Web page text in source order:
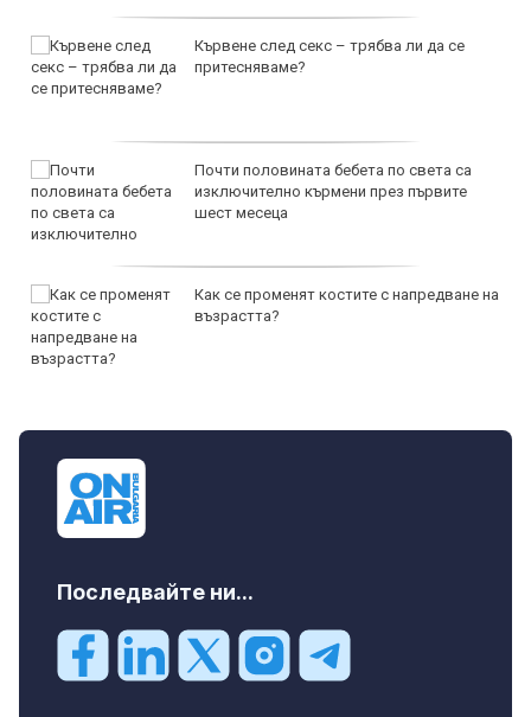
Кървене след секс – трябва ли да се
притесняваме?
Почти половината бебета по света са
изключително кърмени през първите
шест месеца
Как се променят костите с напредване на
възрастта?
Последвайте ни...